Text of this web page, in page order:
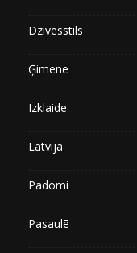
Dzīvesstils
Ģimene
Izklaide
Latvijā
Padomi
Pasaulē